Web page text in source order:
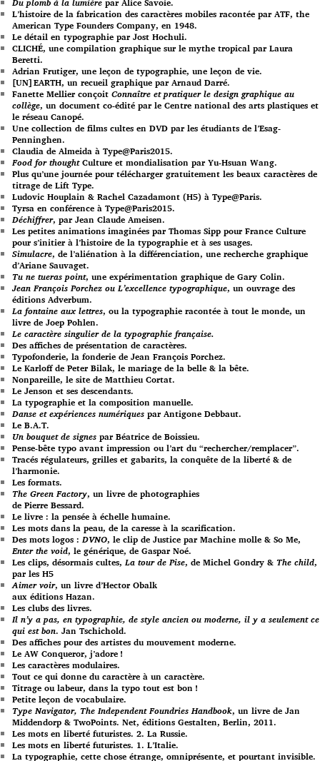
L’histoire de la fabrication des caractères mobiles racontée par ATF, the
American Type Founders Company, en 1948.
Le détail en typographie par Jost Hochuli.
CLICHÉ, une compilation graphique sur le mythe tropical par Laura
Beretti.
Adrian Frutiger, une leçon de typographie, une leçon de vie.
[UN]EARTH, un recueil graphique par Arnaud Darré.
Fanette Mellier conçoit Connaître et pratiquer le design graphique au
collège, un document co-édité par le Centre national des arts plastiques et
le réseau Canopé.
Une collection de films cultes en DVD par les étudiants de l’Esag-
Penninghen.
Claudia de Almeida à Type@Paris2015.
Food for thoughtCulture et mondialisation par Yu-Hsuan Wang.
Plus qu’une journée pour télécharger gratuitement les beaux caractères de
titrage de Lift Type.
Ludovic Houplain & Rachel Cazadamont (H5) à Type@Paris.
Tyrsa en conférence à Type@Paris2015.
Déchiffrer, par Jean Claude Ameisen.
Les petites animations imaginées par Thomas Sipp pour France Culture
pour s’initier à l’histoire de la typographie et à ses usages.
Simulacre, de l’aliénation à la différenciation, une recherche graphique
d’Ariane Sauvaget.
Tu ne tueras point, une expérimentation graphique de Gary Colin.
Jean François Porchez ou L’excellence typographique, un ouvrage des
éditions Adverbum.
La fontaine aux lettres, ou la typographie racontée à tout le monde, un
livre de Joep Pohlen.
Le caractère singulier de la typographie française.
Des affiches de présentation de caractères.
Typofonderie, la fonderie de Jean François Porchez.
Le Karloff de Peter Bilak, le mariage de la belle & la bête.
Nonpareille, le site de Matthieu Cortat.
Le Jenson et ses descendants.
La typographie et la composition manuelle.
Danse et expériences numériques par Antigone Debbaut.
Le B.A.T.
Un bouquet de signes par Béatrice de Boissieu.
Pense-bête typo avant impression ou l’art du “rechercher/remplacer”.
Tracés régulateurs, grilles et gabarits, la conquête de la liberté & de
l’harmonie.
Les formats.
The Green Factory, un livre de photographies
de Pierre Bessard.
Le livre : la pensée à échelle humaine.
Les mots dans la peau, de la caresse à la scarification.
Des mots logos :DVNO, le clip de Justice par Machine molle & So Me,
Enter the void, le générique, de Gaspar Noé.
Les clips, désormais cultes,La tour de Pise, de Michel Gondry & The child,
par les H5
Aimer voir, un livre d’Hector Obalk
aux éditions Hazan.
Les clubs des livres.
Il n’y a pas, en typographie, de style ancien ou moderne, il y a seulement ce
qui est bon. Jan Tschichold.
Des affiches pour des artistes du mouvement moderne.
Le AW Conqueror, j’adore !
Les caractères modulaires.
Tout ce qui donne du caractère à un caractère.
Titrage ou labeur, dans la typo tout est bon !
Petite leçon de vocabulaire.
Type Navigator, The Independent Foundries Handbook, un livre de Jan
Middendorp & TwoPoints. Net, éditions Gestalten, Berlin, 2011.
Les mots en liberté futuristes. 2. La Russie.
Les mots en liberté futuristes. 1. L’Italie.
La typographie, cette chose étrange, omniprésente, et pourtant invisible.